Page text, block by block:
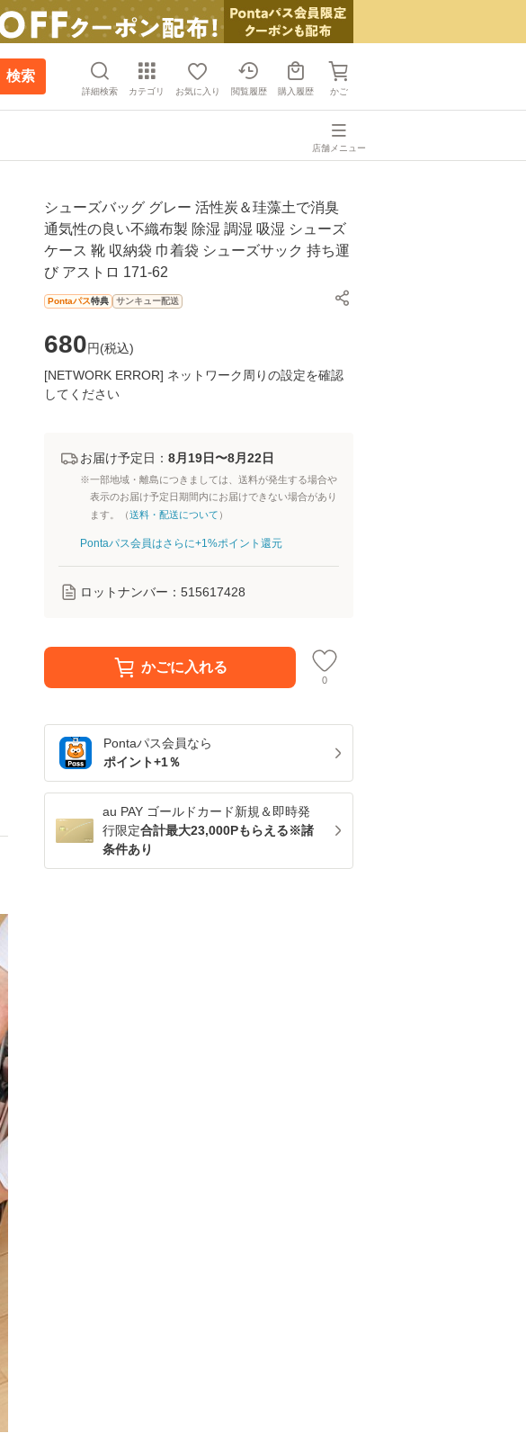
検索
詳細検索 カテゴリ お気に入り 閲覧履歴 購入履歴 かご
店舗メニュー
シューズバッグ グレー 活性炭＆珪藻土で消臭
通気性の良い不織布製 除湿 調湿 吸湿 シューズ
ケース 靴 収納袋 巾着袋 シューズサック 持ち運
び アストロ 171-62
Pontaパス特典 サンキュー配送
680円(税込)
[NETWORK ERROR] ネットワーク周りの設定を確認
してください
お届け予定日： 8月19日〜8月22日
※一部地域・離島につきましては、送料が発生する場合や
表示のお届け予定日期間内にお届けできない場合があり
ます。（送料・配送について ）
Pontaパス会員はさらに+1%ポイント還元
ロットナンバー： 515617428
かごに入れる
0
Pontaパス会員なら
ポイント+1％
au PAY ゴールドカード新規＆即時発
行限定合計最大23,000Pもらえる※諸
条件あり